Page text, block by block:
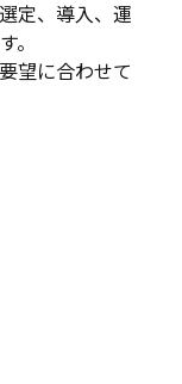
定、導入、運
。
望に合わせて